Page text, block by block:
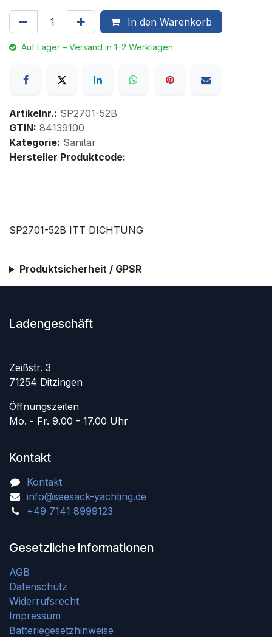
In den Warenkorb
Auf Lager – Versand in 1–2 Werktagen
Artikelnr.: SP2701-52B
GTIN: 84139100
Kategorie: Sanitär
Hersteller Produktcode:
SP2701-52B ITT DICHTUNG
Produktsicherheit / GPSR
Ladengeschäft
Zeißstr. 3
71254 Ditzingen
Öffnungszeiten
Mo. - Fr. 9.00 - 17.00 Uhr
Kontakt
Kontakt
info@seesack-yachting.de
+49 7141 8999123
Gesetzliche Informationen
AGB
Datenschutz
Widerrufsrecht
Impressum
Batteriegesetzhinweise